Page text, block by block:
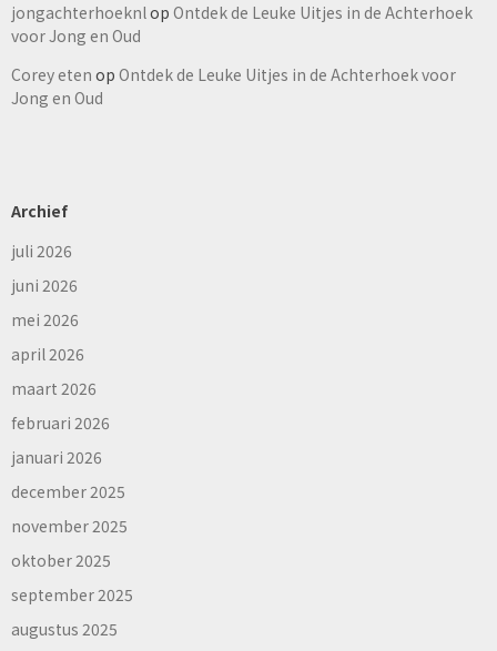
jongachterhoeknlop Ontdek de Leuke Uitjes in de Achterhoek
voor Jong en Oud
Corey eten op Ontdek de Leuke Uitjes in de Achterhoek voor
Jong en Oud
Archief
juli 2026
juni 2026
mei 2026
april 2026
maart 2026
februari 2026
januari 2026
december 2025
november 2025
oktober 2025
september 2025
augustus 2025